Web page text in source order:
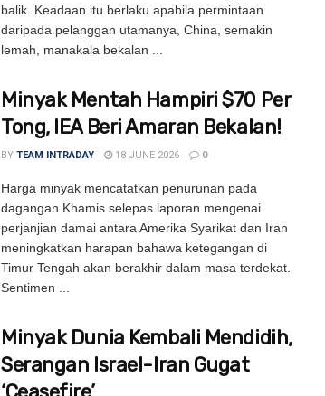
balik. Keadaan itu berlaku apabila permintaan
daripada pelanggan utamanya, China, semakin
lemah, manakala bekalan ...
Minyak Mentah Hampiri $70 Per
Tong, IEA Beri Amaran Bekalan!
BY TEAM INTRADAY 18 JUNE 2026 0
Harga minyak mencatatkan penurunan pada
dagangan Khamis selepas laporan mengenai
perjanjian damai antara Amerika Syarikat dan Iran
meningkatkan harapan bahawa ketegangan di
Timur Tengah akan berakhir dalam masa terdekat.
Sentimen ...
Minyak Dunia Kembali Mendidih,
Serangan Israel-Iran Gugat